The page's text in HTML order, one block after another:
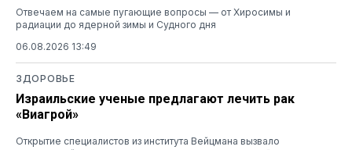
Отвечаем на самые пугающие вопросы — от Хиросимы и
радиации до ядерной зимы и Судного дня
06.08.2026 13:49
ЗДОРОВЬЕ
Израильские ученые предлагают лечить рак
«Виагрой»
Открытие специалистов из института Вейцмана вызвало